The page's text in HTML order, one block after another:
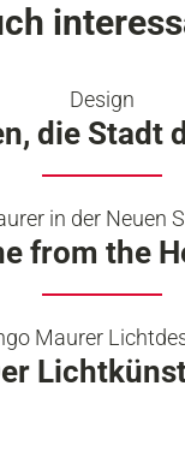
Design
die Stadt
in der Neuen
from the
Maurer